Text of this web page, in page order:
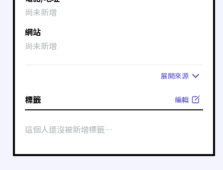
尚未新增
網站
尚未新增
展開來源
標籤 編輯
這個人還沒被新增標籤⋯